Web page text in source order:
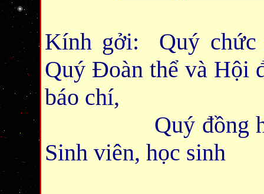
Kính gởi: Quý chức
Quý Đoàn thể và Hội
báo chí,
Quý đồng
Sinh viên, học sinh